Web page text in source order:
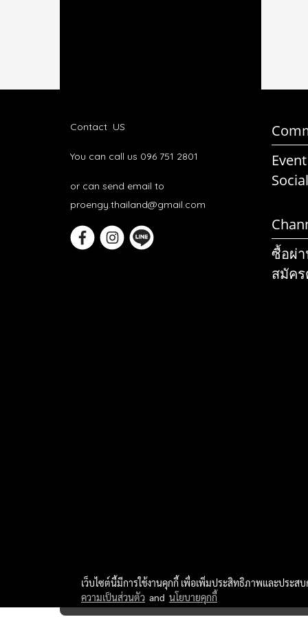
Contact US
You can call us 096 751 2801
or can send email to
proengy.thailand@gmail.com
ซื้อผ่
สมัค
เว็บไซต์นี้มีการใช้งานคุกกี้ เพื่อเพิ่มประสิทธิภาพและประส
ความเป็นส่วนตัว and นโยบายคุกกี้